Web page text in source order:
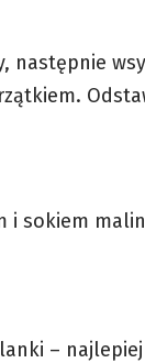
następnie
i sokiem
–